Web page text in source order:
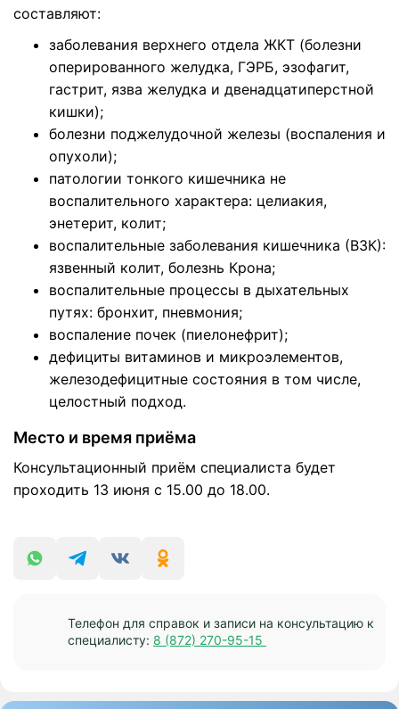
составляют:
заболевания верхнего отдела ЖКТ (болезни
оперированного желудка, ГЭРБ, эзофагит,
гастрит, язва желудка и двенадцатиперстной
кишки);
болезни поджелудочной железы (воспаления и
опухоли);
патологии тонкого кишечника не
воспалительного характера: целиакия,
энетерит, колит;
воспалительные заболевания кишечника (ВЗК):
язвенный колит, болезнь Крона;
воспалительные процессы в дыхательных
путях: бронхит, пневмония;
воспаление почек (пиелонефрит);
дефициты витаминов и микроэлементов,
железодефицитные состояния в том числе,
целостный подход.
Место и время приёма
Консультационный приём специалиста будет
проходить 13 июня с 15.00 до 18.00.
Телефон для справок и записи на консультацию к
специалисту: 8 (872) 270-95-15